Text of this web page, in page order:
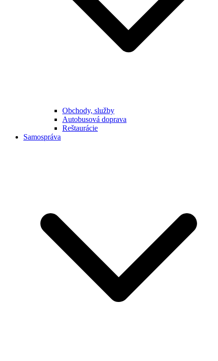
Obchody, služby
Autobusová doprava
Reštaurácie
Samospráva